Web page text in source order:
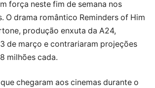
força neste fim de semana nos
O drama romântico Reminders of Him
produção enxuta da A24,
de março e contrariaram projeções
milhões cada.
chegaram aos cinemas durante o